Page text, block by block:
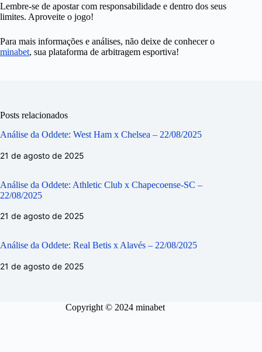
Lembre-se de apostar com responsabilidade e dentro dos seus
limites. Aproveite o jogo!
Para mais informações e análises, não deixe de conhecer o
minabet, sua plataforma de arbitragem esportiva!
Posts relacionados
Análise da Oddete: West Ham x Chelsea – 22/08/2025
21 de agosto de 2025
Análise da Oddete: Athletic Club x Chapecoense-SC –
22/08/2025
21 de agosto de 2025
Análise da Oddete: Real Betis x Alavés – 22/08/2025
21 de agosto de 2025
Copyright © 2024 minabet